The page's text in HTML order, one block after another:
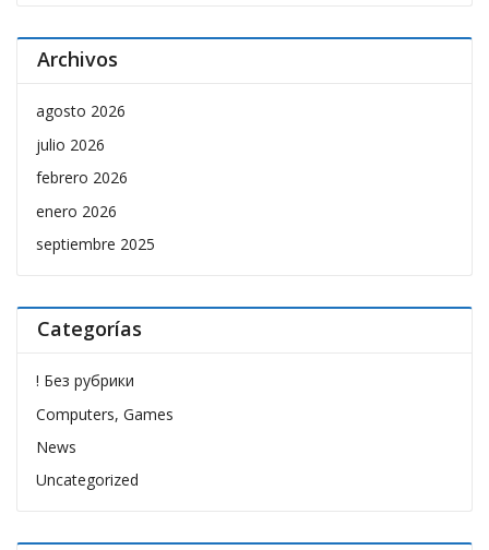
Archivos
agosto 2026
julio 2026
febrero 2026
enero 2026
septiembre 2025
Categorías
! Без рубрики
Computers, Games
News
Uncategorized